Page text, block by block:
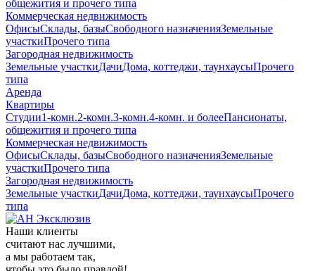
общежития и прочего типа
Коммерческая недвижимость
ОфисыСклады, базыСвободного назначенияЗемельные
участкиПрочего типа
Загородная недвижимость
Земельные участкиДачиДома, коттеджи, таунхаусыПрочего
типа
Аренда
Квартиры
Студии1-комн.2-комн.3-комн.4-комн. и болееПансионаты,
общежития и прочего типа
Коммерческая недвижимость
ОфисыСклады, базыСвободного назначенияЗемельные
участкиПрочего типа
Загородная недвижимость
Земельные участкиДачиДома, коттеджи, таунхаусыПрочего
типа
Наши клиенты
считают нас лучшими,
а мы работаем так,